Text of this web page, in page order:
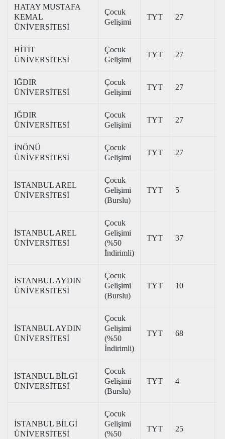
HATAY MUSTAFA
KEMAL
ÜNİVERSİTESİ
Çocuk
Gelişimi
TYT 27
HİTİT
ÜNİVERSİTESİ
Çocuk
Gelişimi
TYT 27
IĞDIR
ÜNİVERSİTESİ
Çocuk
Gelişimi
TYT 27
IĞDIR
ÜNİVERSİTESİ
Çocuk
Gelişimi
TYT 27
İNÖNÜ
ÜNİVERSİTESİ
Çocuk
Gelişimi
TYT 27
İSTANBUL AREL
ÜNİVERSİTESİ
Çocuk
Gelişimi
(Burslu)
TYT 5
İSTANBUL AREL
ÜNİVERSİTESİ
Çocuk
Gelişimi
(%50
İndirimli)
TYT 37
İSTANBUL AYDIN
ÜNİVERSİTESİ
Çocuk
Gelişimi
(Burslu)
TYT 10
İSTANBUL AYDIN
ÜNİVERSİTESİ
Çocuk
Gelişimi
(%50
İndirimli)
TYT 68
İSTANBUL BİLGİ
ÜNİVERSİTESİ
Çocuk
Gelişimi
(Burslu)
TYT 4
İSTANBUL BİLGİ
ÜNİVERSİTESİ
Çocuk
Gelişimi
(%50
TYT 25